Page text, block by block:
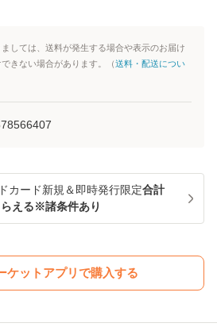
しては、送料が発生する場合や表示のお届け
きない場合があります。（送料・配送につい
カード新規＆即時発行限定合計
える※諸条件あり
ケットアプリで購入する